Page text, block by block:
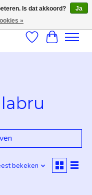
Verlanglijst
bekeken
Is dat akkoord?
Ja
»